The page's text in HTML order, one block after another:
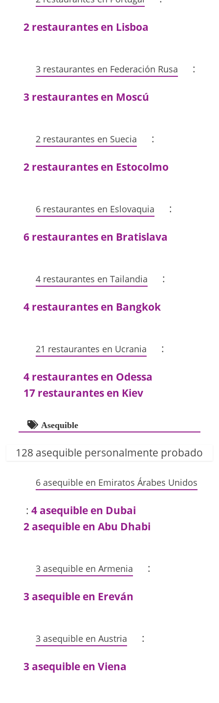
2 restaurantes en Lisboa
3 restaurantes en Federación Rusa :
3 restaurantes en Moscú
2 restaurantes en Suecia :
2 restaurantes en Estocolmo
6 restaurantes en Eslovaquia :
6 restaurantes en Bratislava
4 restaurantes en Tailandia :
4 restaurantes en Bangkok
21 restaurantes en Ucrania :
4 restaurantes en Odessa
17 restaurantes en Kiev
Asequible
128 asequible personalmente probado
6 asequible en Emiratos Árabes Unidos
:4 asequible en Dubai
2 asequible en Abu Dhabi
3 asequible en Armenia :
3 asequible en Ereván
3 asequible en Austria :
3 asequible en Viena